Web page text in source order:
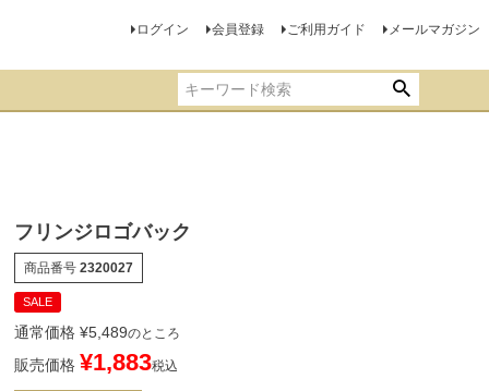
ログイン 会員登録 ご利用ガイド メールマガジン
フリンジロゴバック
商品番号 2320027
SALE
通常価格 ¥5,489のところ
販売価格 ¥1,883税込